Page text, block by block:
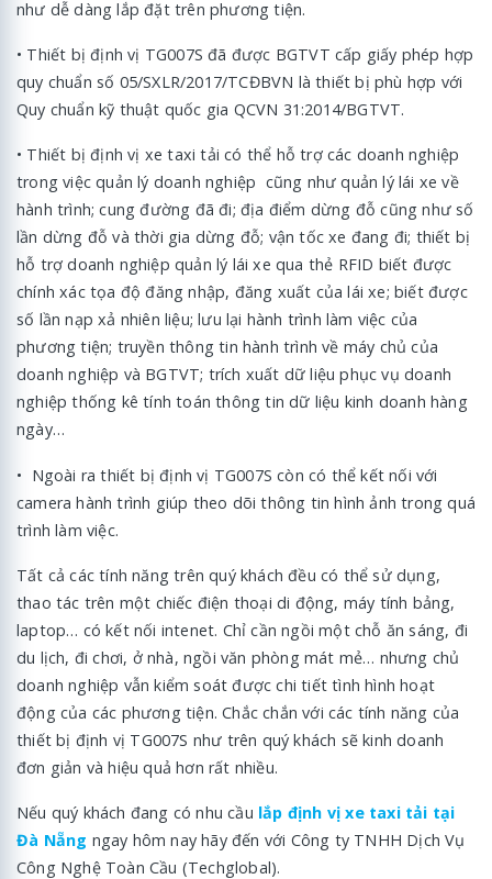
như dễ dàng lắp đặt trên phương tiện.
• Thiết bị định vị TG007S đã được BGTVT cấp giấy phép hợp
quy chuẩn số 05/SXLR/2017/TCĐBVN là thiết bị phù hợp với
Quy chuẩn kỹ thuật quốc gia QCVN 31:2014/BGTVT.
• Thiết bị định vị xe taxi tải có thể hỗ trợ các doanh nghiệp
trong việc quản lý doanh nghiệp cũng như quản lý lái xe về
hành trình; cung đường đã đi; địa điểm dừng đỗ cũng như số
lần dừng đỗ và thời gia dừng đỗ; vận tốc xe đang đi; thiết bị
hỗ trợ doanh nghiệp quản lý lái xe qua thẻ RFID biết được
chính xác tọa độ đăng nhập, đăng xuất của lái xe; biết được
số lần nạp xả nhiên liệu; lưu lại hành trình làm việc của
phương tiện; truyền thông tin hành trình về máy chủ của
doanh nghiệp và BGTVT; trích xuất dữ liệu phục vụ doanh
nghiệp thống kê tính toán thông tin dữ liệu kinh doanh hàng
ngày…
• Ngoài ra thiết bị định vị TG007S còn có thể kết nối với
camera hành trình giúp theo dõi thông tin hình ảnh trong quá
trình làm việc.
Tất cả các tính năng trên quý khách đều có thể sử dụng,
thao tác trên một chiếc điện thoại di động, máy tính bảng,
laptop… có kết nối intenet. Chỉ cần ngồi một chỗ ăn sáng, đi
du lịch, đi chơi, ở nhà, ngồi văn phòng mát mẻ… nhưng chủ
doanh nghiệp vẫn kiểm soát được chi tiết tình hình hoạt
động của các phương tiện. Chắc chắn với các tính năng của
thiết bị định vị TG007S như trên quý khách sẽ kinh doanh
đơn giản và hiệu quả hơn rất nhiều.
Nếu quý khách đang có nhu cầu lắp định vị xe taxi tải tại
Đà Nẵng ngay hôm nay hãy đến với Công ty TNHH Dịch Vụ
Công Nghệ Toàn Cầu (Techglobal).